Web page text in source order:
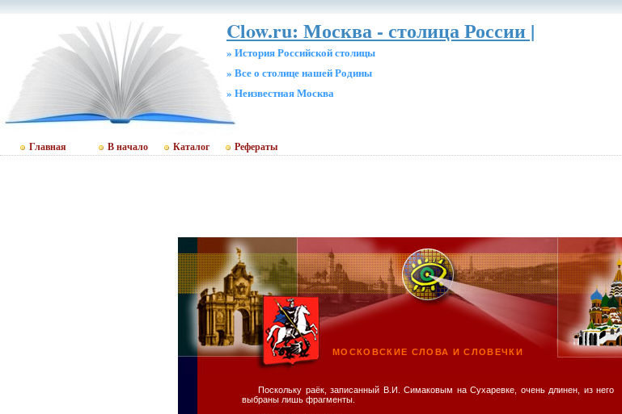
Clow.ru: Москва - столица России |
» История Российской столицы
» Все о столице нашей Родины
» Неизвестная Москва
Главная В начало Каталог Рефераты
МОСКОВСКИЕ СЛОВА И СЛОВЕЧКИ
Поскольку раёк, записанный В.И. Симаковым на Сухаревке, очень длинен, из него
выбраны лишь фрагменты.